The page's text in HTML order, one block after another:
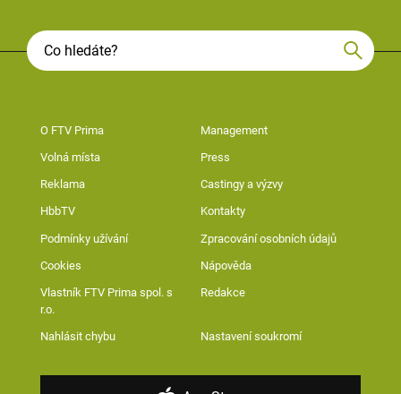
O FTV Prima Management
Volná místa Press
Reklama Castingy a výzvy
HbbTV Kontakty
Podmínky užívání Zpracování osobních údajů
Cookies Nápověda
Vlastník FTV Prima spol. s
r.o.
Redakce
Nahlásit chybu Nastavení soukromí